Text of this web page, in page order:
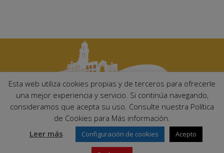
Ayuntamiento de Palma del Río. Plaza Mayor de Andalucía, 1 C.P:
14700 – Palma del Río (Córdoba)
Email:
ayuntamiento@palmadelrio.es
Teléfono: 957 71 02 44 | Fax: 957 64 47 39
Esta web utiliza cookies propias y de terceros para ofrecerle
una mejor experiencia y servicio. Si continúa navegando,
consideramos que acepta su uso. Consulte nuestra Política
de Cookies para Más información.
Leer más
Configuración de cookies Acepto